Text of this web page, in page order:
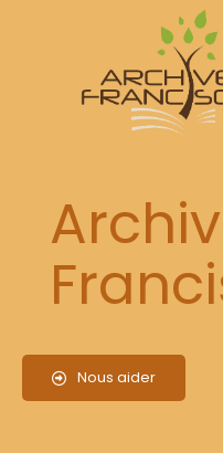
Nous aider